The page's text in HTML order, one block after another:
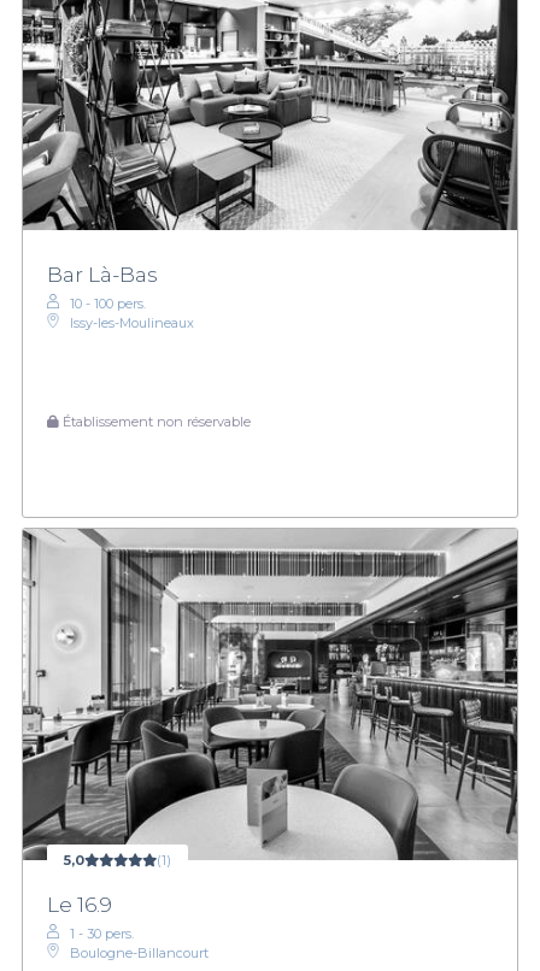
Bar Là-Bas
10 - 100 pers.
Issy-les-Moulineaux
Établissement non réservable
5,0 (1)
Le 16.9
1 - 30 pers.
Boulogne-Billancourt